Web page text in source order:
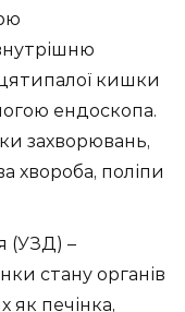
кишки
ендоскопа.
захворювань,
хвороба, поліпи
(УЗД) –
стану органів
як печінка,